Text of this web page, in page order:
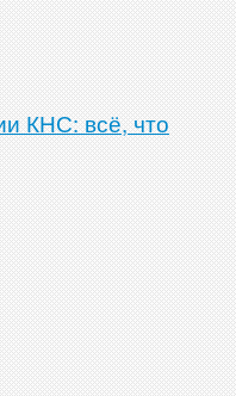
КНС: всё, что